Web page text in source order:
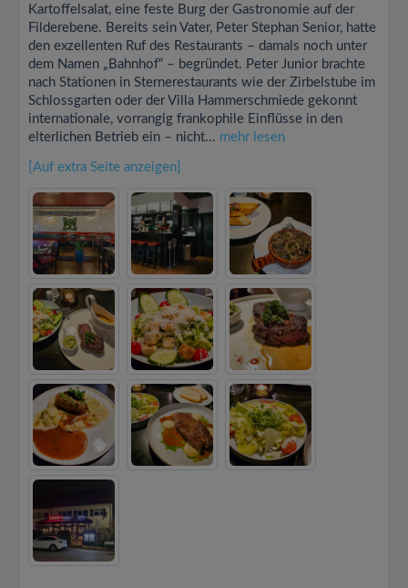
Kartoffelsalat, eine feste Burg der Gastronomie auf der
Filderebene. Bereits sein Vater, Peter Stephan Senior, hatte
den exzellenten Ruf des Restaurants – damals noch unter
dem Namen „Bahnhof“ – begründet. Peter Junior brachte
nach Stationen in Sternerestaurants wie der Zirbelstube im
Schlossgarten oder der Villa Hammerschmiede gekonnt
internationale, vorrangig frankophile Einflüsse in den
elterlichen Betrieb ein – nicht... mehr lesen
[Auf extra Seite anzeigen]